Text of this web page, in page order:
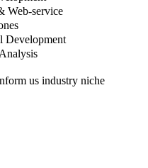
Web-service
Development
us industry niche